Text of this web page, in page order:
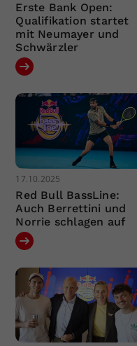
Erste Bank Open:
Qualifikation startet
mit Neumayer und
Schwärzler
17.10.2025
Red Bull BassLine:
Auch Berrettini und
Norrie schlagen auf